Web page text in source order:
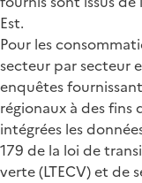
Est.
Pour les
secteur par secteur
enquêtes
régionaux à des
intégrées les
179 de la loi de
verte (LTECV) et de